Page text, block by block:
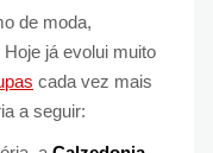
de moda,
já evolui muito
cada vez mais
a seguir: